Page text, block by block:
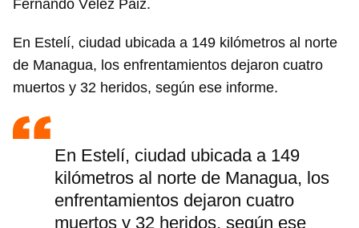
Fernando Vélez Paiz.
En Estelí, ciudad ubicada a 149 kilómetros al norte
de Managua, los enfrentamientos dejaron cuatro
muertos y 32 heridos, según ese informe.
En Estelí, ciudad ubicada a 149
kilómetros al norte de Managua, los
enfrentamientos dejaron cuatro
muertos y 32 heridos, según ese